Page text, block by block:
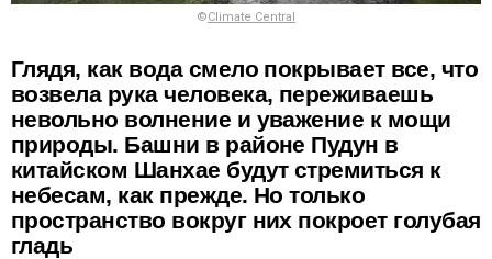
©Climate Central
Глядя, как вода смело покрывает все, что
возвела рука человека, переживаешь
невольно волнение и уважение к мощи
природы. Башни в районе Пудун в
китайском Шанхае будут стремиться к
небесам, как прежде. Но только
пространство вокруг них покроет голубая
гладь